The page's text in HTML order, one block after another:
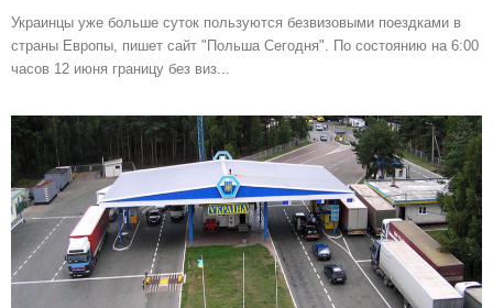
Украинцы уже больше суток пользуются безвизовыми поездками в
страны Европы, пишет сайт "Польша Сегодня". По состоянию на 6:00
часов 12 июня границу без виз...